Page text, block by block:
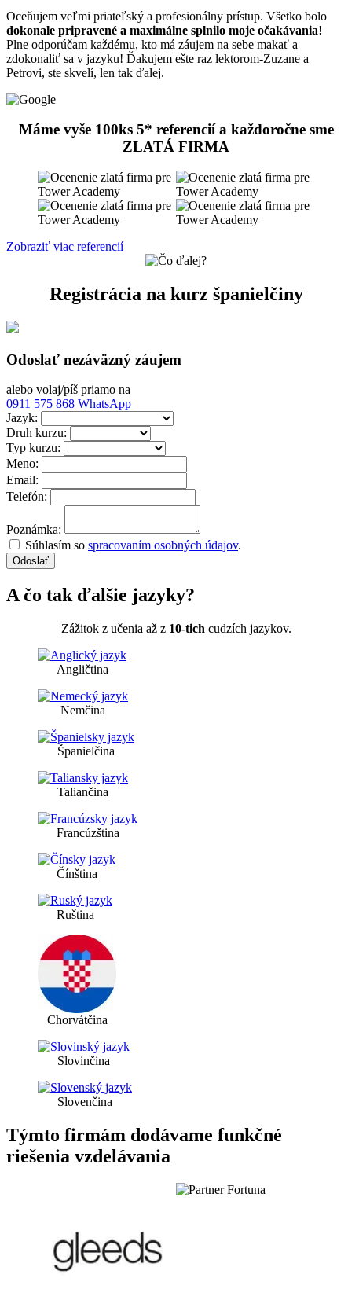
Oceňujem veľmi priateľský a profesionálny prístup. Všetko bolo
dokonale pripravené a maximálne splnilo moje očakávania!
Plne odporúčam každému, kto má záujem na sebe makať a
zdokonaliť sa v jazyku! Ďakujem ešte raz lektorom-Zuzane a
Petrovi, ste skvelí, len tak ďalej.
Máme vyše 100ks 5* referenciía každoročne sme
ZLATÁ FIRMA
Zobraziť viac referencií
Registrácia na kurz španielčiny
Odoslať nezáväzný záujem
alebo volaj/píš priamo na
0911 575 868 WhatsApp
Jazyk:
Druh kurzu:
Typ kurzu:
Meno:
Email:
Telefón:
Poznámka:
Súhlasím so spracovaním osobných údajov.
Odoslať
A čo tak ďalšie jazyky?
Zážitok z učenia až z 10-tich cudzích jazykov.
Angličtina
Nemčina
Španielčina
Taliančina
Francúzština
Čínština
Ruština
Chorvátčina
Slovinčina
Slovenčina
Týmto firmám dodávame funkčné
riešenia vzdelávania